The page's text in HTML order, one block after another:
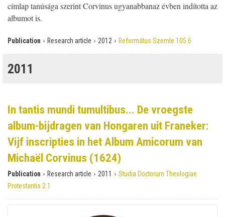
címlap tanúsága szerint Corvinus ugyanabbanaz évben indította az
albumot is.
Publication › Research article › 2012 › Református Szemle 105.6
2011
In tantis mundi tumultibus... De vroegste
album-bijdragen van Hongaren uit Franeker:
Vijf inscripties in het Album Amicorum van
Michaël Corvinus (1624)
Publication › Research article › 2011 › Studia Doctorum Theologiae
Protestantis 2.1